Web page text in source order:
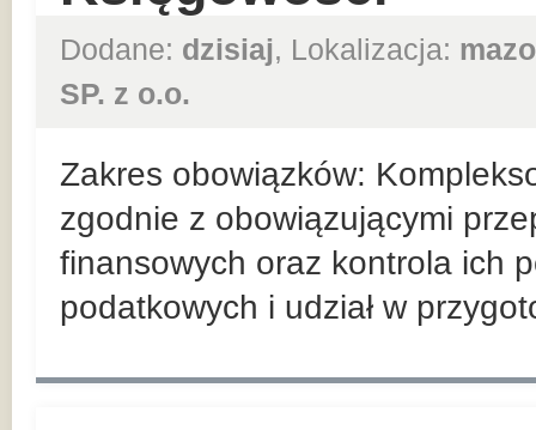
Dodane: dzisiaj, Lokalizacja:
SP. z o.o.
Zakres obowiązków:
zgodnie z obowiązującymi
finansowych oraz kontrola ich
podatkowych i udział w